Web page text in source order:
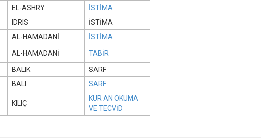
EL-ASHRY
İSTİMA
IDRIS
İSTİMA
AL-HAMADANİ İSTİMA
AL-HAMADANİ TABİR
BALIK
SARF
BALI SARF
KILIÇ
KUR AN OKUMA
VE TECVİD